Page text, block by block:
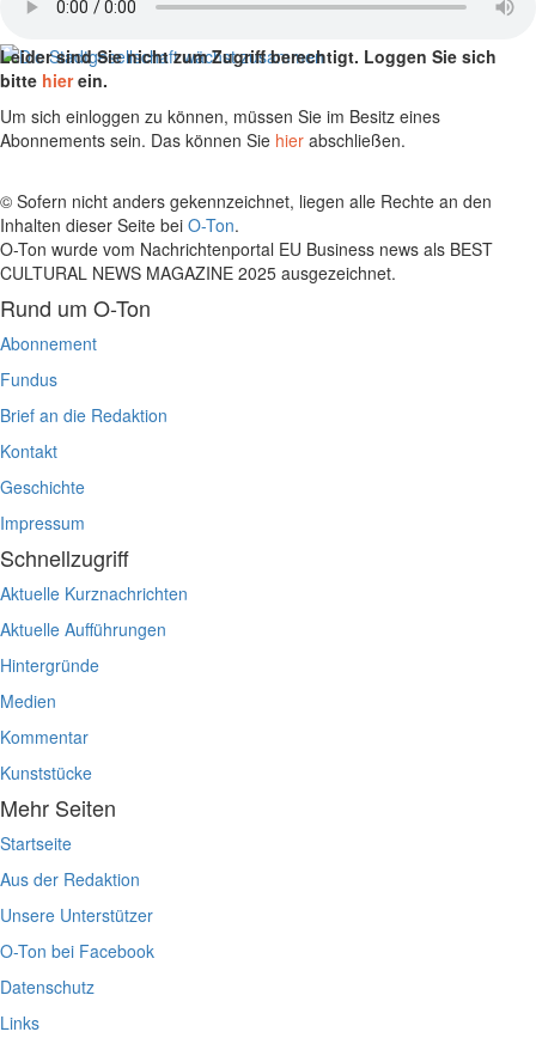
Leider sind Sie nicht zum Zugriff berechtigt. Loggen Sie sich
bitte hierein.
Um sich einloggen zu können, müssen Sie im Besitz eines
Abonnements sein. Das können Sie hier abschließen.
© Sofern nicht anders gekennzeichnet, liegen alle Rechte an den
Inhalten dieser Seite bei O-Ton.
O-Ton wurde vom Nachrichtenportal EU Business news als BEST
CULTURAL NEWS MAGAZINE 2025 ausgezeichnet.
Rund um O-Ton
Abonnement
Fundus
Brief an die Redaktion
Kontakt
Geschichte
Impressum
Schnellzugriff
Aktuelle Kurznachrichten
Aktuelle Aufführungen
Hintergründe
Medien
Kommentar
Kunststücke
Mehr Seiten
Startseite
Aus der Redaktion
Unsere Unterstützer
O-Ton bei Facebook
Datenschutz
Links